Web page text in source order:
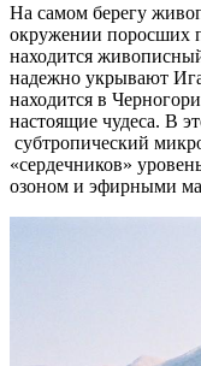
На самом берегу
окружении поросших
находится
надежно укрывают
находится в
настоящие чудеса. В
субтропический
«сердечников»
озоном и эфирными